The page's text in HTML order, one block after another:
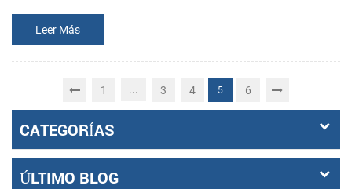
altamente especial...
Leer Más
1 ... 3 4 5 6
CATEGORÍAS
ÚLTIMO BLOG